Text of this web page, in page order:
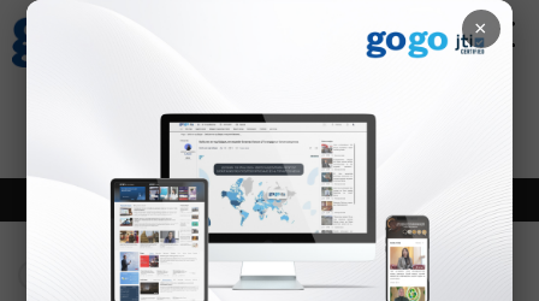
×
Зурхай
8.09
Онцлох Шинэ